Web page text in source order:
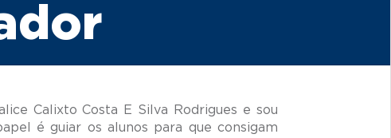
Calixto Costa E Silva Rodrigues e sou
é guiar os alunos para que consigam